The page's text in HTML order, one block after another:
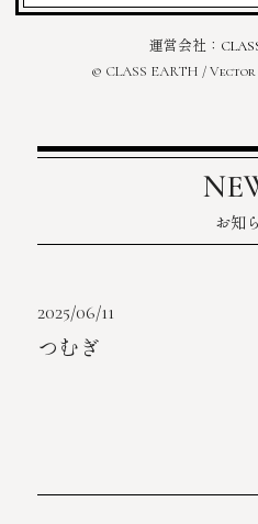
運営会社：
© CLASS EARTH / Vector
お知
2025/06/11
つむぎ